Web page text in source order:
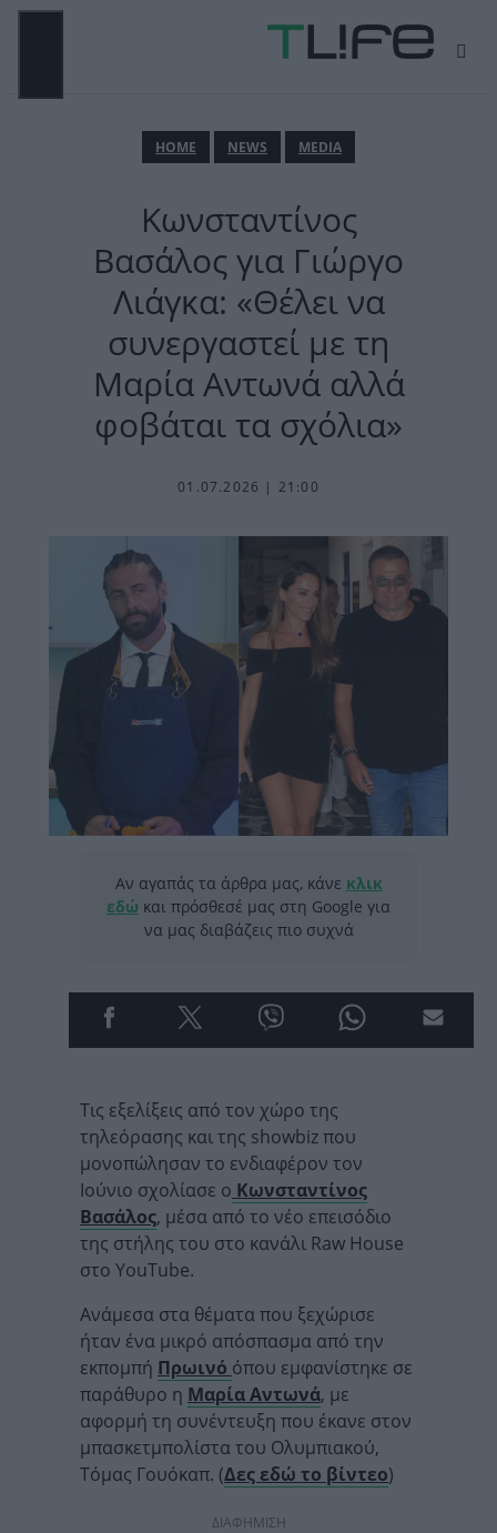
Μετάβαση
ΗΟΜΕ NEWS MEDIA
Κωνσταντίνος
Βασάλος για Γιώργο
Λιάγκα: «Θέλει να
συνεργαστεί με τη
Μαρία Αντωνά αλλά
φοβάται τα σχόλια»
01.07.2026 | 21:00
Αν αγαπάς τα άρθρα μας, κάνε κλικ
εδώ και πρόσθεσέ μας στη Google για
να μας διαβάζεις πιο συχνά
Τις εξελίξεις από τον χώρο της
τηλεόρασης και της showbiz που
μονοπώλησαν το ενδιαφέρον τον
Ιούνιο σχολίασε ο Κωνσταντίνος
Βασάλος, μέσα από το νέο επεισόδιο
της στήλης του στο κανάλι Raw House
στο YouTube.
Ανάμεσα στα θέματα που ξεχώρισε
ήταν ένα μικρό απόσπασμα από την
εκπομπή Πρωινό όπου εμφανίστηκε σε
παράθυρο η Μαρία Αντωνά, με
αφορμή τη συνέντευξη που έκανε στον
μπασκετμπολίστα του Ολυμπιακού,
Τόμας Γουόκαπ. (Δες εδώ το βίντεο)
ΔΙΑΦΗΜΙΣΗ